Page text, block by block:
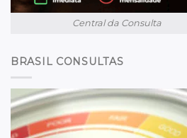
Central da Consulta
BRASIL CONSULTAS